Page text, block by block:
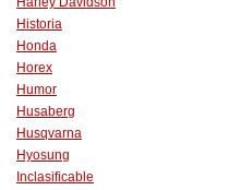
Historia
Honda
Horex
Humor
Husaberg
Husqvarna
Hyosung
Inclasificable